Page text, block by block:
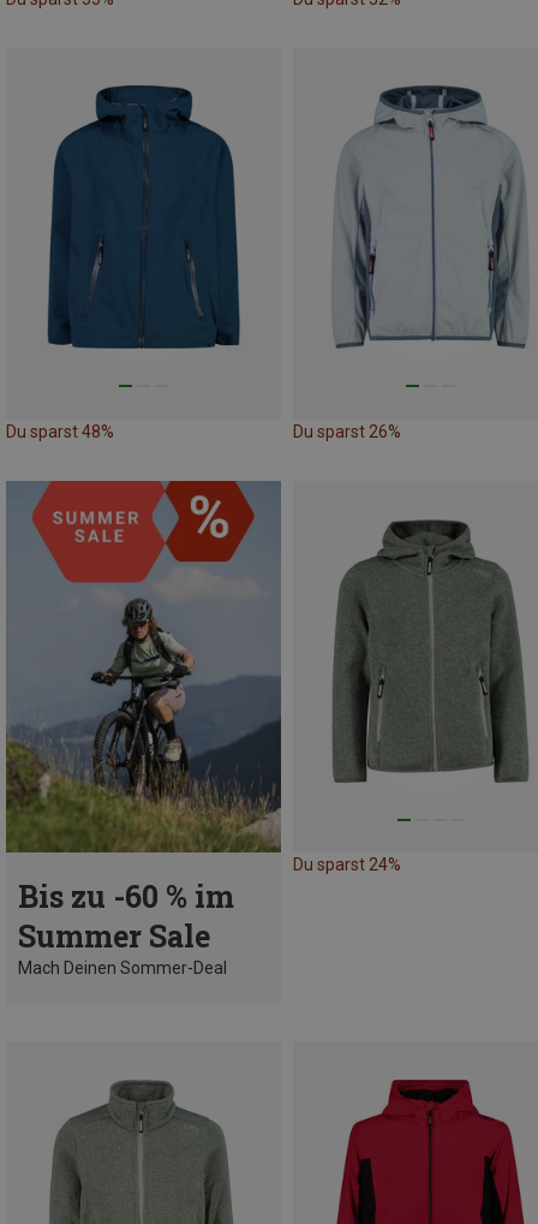
Du sparst 48% Du sparst 26%
Bis zu -60 % im
Summer Sale
Mach Deinen Sommer-Deal
Du sparst 24%